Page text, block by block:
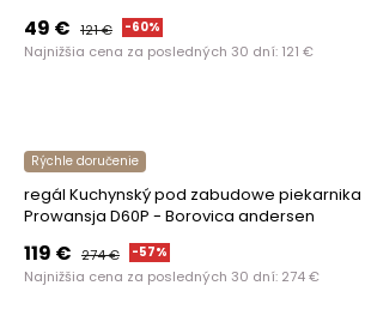
49 € 121€ -60%
Najnižšia cena za posledných 30 dní: 121 €
Rýchle doručenie
regál Kuchynský pod zabudowe piekarnika s košíkom cargo
Prowansja D60P - Borovica andersen
119 € 274€ -57%
Najnižšia cena za posledných 30 dní: 274€